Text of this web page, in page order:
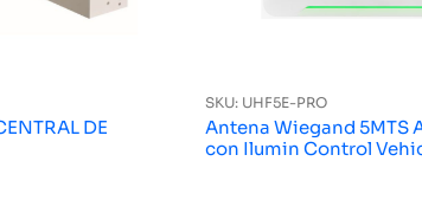
DE
SKU: UHF5E-PRO
Antena Wiegand 5MTS
con Ilumin Control